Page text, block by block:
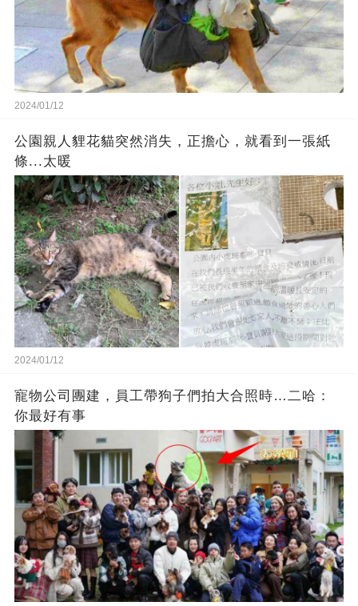
2024/01/12
公園親人貍花貓突然消失，正擔心，就看到一張紙
條...太暖
2024/01/12
寵物公司團建，員工帶狗子們拍大合照時…二哈：
你最好有事